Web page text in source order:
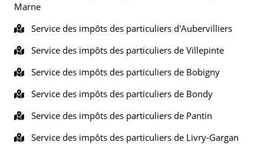
Marne
Service des impôts des particuliers d'Aubervilliers
Service des impôts des particuliers de Villepinte
Service des impôts des particuliers de Bobigny
Service des impôts des particuliers de Bondy
Service des impôts des particuliers de Pantin
Service des impôts des particuliers de Livry-Gargan